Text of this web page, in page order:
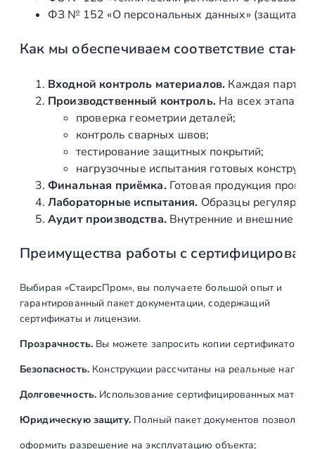
л
,
о
л
а
н
н
я
A
I
S
0
ФЗ № 152 «О персональных данных» (защита
Как мы обеспечиваем соответствие
Входной контроль материалов. Каждая партия
Производственный контроль.На всех этапах
проверка геометрии деталей;
контроль сварных швов;
тестирование защитных покрытий;
нагрузочные испытания готовых
Финальная приёмка.Готовая продукция
Лабораторные испытания. Образцы регулярно
Аудит производства.Внутренние и внешние
Преимущества работы с
Выбирая «СтаирсПром», вы получаете большой опыт и
гарантированный пакет документации, содержащий
сертификаты и лицензии.
Прозрачность.Вы можете запросить копии сертификатов
Безопасность.Конструкции рассчитаны на реальные
Долговечность. Использование сертифицированных
Юридическую защиту.Полный пакет документов позволяет:
оформить разрешение на эксплуатацию объекта;